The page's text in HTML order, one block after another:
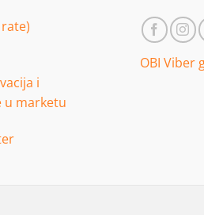
i
u marketu
OBI Viber